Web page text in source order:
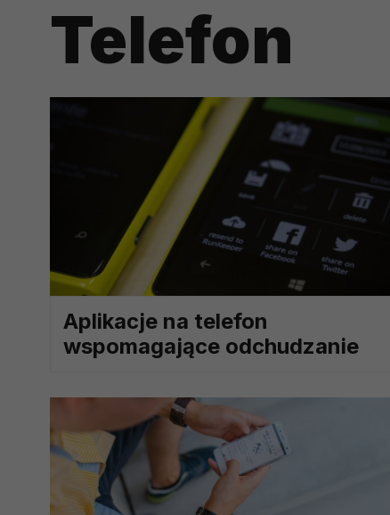
Telefon
Aplikacje na telefon
wspomagające odchudzanie
Przetwarzamy te dane w celach,
dopasować treści stron i ich
przeprowadzania konkursów z
pokazywać Ci reklamy
dokonywać pomiarów, które
potrzebom
Komu możemy przekazać
Zgodnie z obowiązującym
np. agencjom marketingowym,
obowiązującego prawa np.
prawną. Pragniemy też
Zaufanych parterów.
Jakie masz prawa w
Masz między innymi prawo do
także wycofać zgodę na
szczegółowo tutaj.
Jakie są podstawy prawne
Każde przetwarzanie Twoich
Podstawą prawną
analizowania ich i